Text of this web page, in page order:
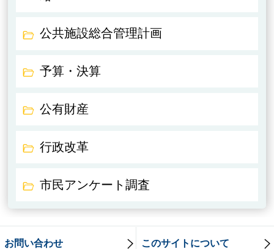
公共施設総合管理計画
予算・決算
公有財産
行政改革
市民アンケート調査
お問い合わせ このサイトについて